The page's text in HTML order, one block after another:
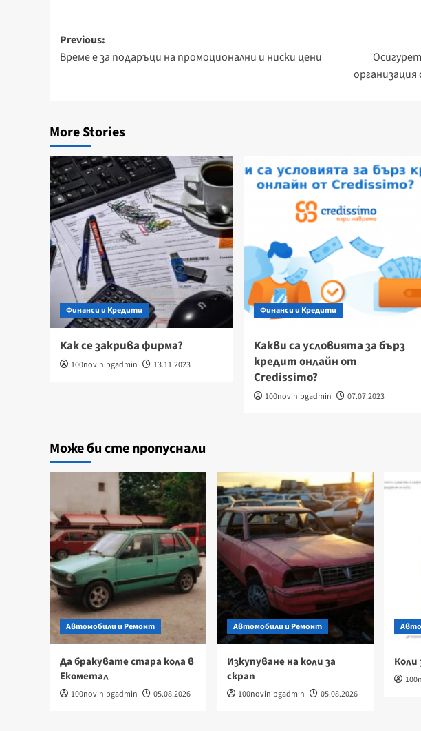
Post
navigation
Previous:
Време е за подаръци на промоционални и ниски цени
More Stories
Финанси и Кредити
Как се закрива фирма?
100novinibgadmin 13.11.2023
Финанси и Кредити
Какви са условията за бърз
кредит онлайн от
Credissimo?
100novinibgadmin 07.07.2023
Може би сте пропуснали
Автомобили и Ремонт
Да бракувате стара кола в
Екометал
100novinibgadmin 05.08.2026
Автомобили и Ремонт
Изкупуване на коли за
скрап
100novinibgadmin 05.08.2026
Коли